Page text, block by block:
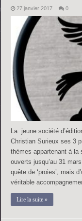
27 janvier 2017 0
La jeune société
Christian Surieux ses 3
thèmes appartenant à la
ouverts jusqu’au 31
quête de ‘proies’, mais
véritable
Lire la suite »